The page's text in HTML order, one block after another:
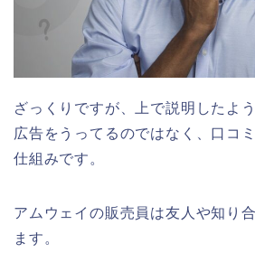
ざっくりですが、上で説明したよ
広告をうってるのではなく、口コ
仕組みです。
アムウェイの販売員は友人や知り
ます。